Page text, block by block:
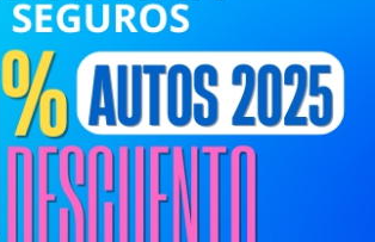
contra un
una joven perdió